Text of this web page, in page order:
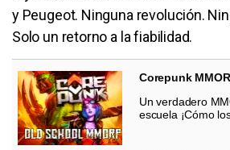
y Peugeot. Ninguna revolución.
Solo un retorno a la fiabilidad.
Corepunk
Un verdadero
escuela ¡Cómo